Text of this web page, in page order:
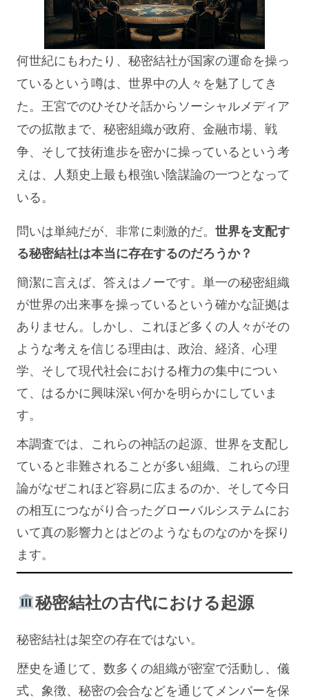
何世紀にもわたり、秘密結社が国家の運命を操っ
ているという噂は、世界中の人々を魅了してき
た。王宮でのひそひそ話からソーシャルメディア
での拡散まで、秘密組織が政府、金融市場、戦
争、そして技術進歩を密かに操っているという考
えは、人類史上最も根強い陰謀論の一つとなって
いる。
問いは単純だが、非常に刺激的だ。 世界を支配す
る秘密結社は本当に存在するのだろうか？
簡潔に言えば、答えはノーです。単一の秘密組織
が世界の出来事を操っているという確かな証拠は
ありません。しかし、これほど多くの人々がその
ような考えを信じる理由は、政治、経済、心理
学、そして現代社会における権力の集中につい
て、はるかに興味深い何かを明らかにしていま
す。
本調査では、これらの神話の起源、世界を支配し
ていると非難されることが多い組織、これらの理
論がなぜこれほど容易に広まるのか、そして今日
の相互につながり合ったグローバルシステムにお
いて真の影響力とはどのようなものなのかを探り
ます。
秘密結社の古代における起源
秘密結社は架空の存在ではない。
歴史を通じて、数多くの組織が密室で活動し、儀
式、象徴、秘密の会合などを通じてメンバーを保